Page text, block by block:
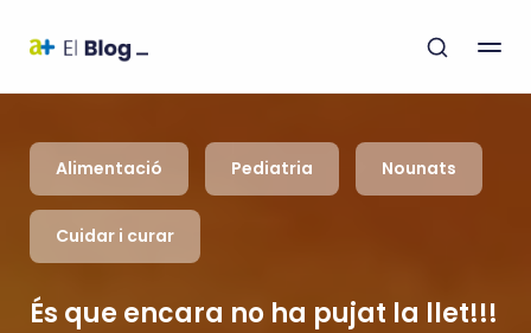
Alimentació Pediatria Nounats
Cuidar i curar
És que encara no ha pujat la llet!!!